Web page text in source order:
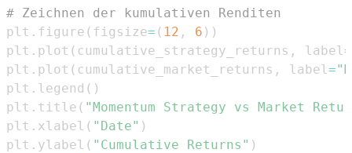
# Zeichnen der kumulativen Renditen
plt . figure ( figsize= ( 12 , 6 ) )
plt . plot ( cumulative_strategy_returns , label =
plt . plot ( cumulative_market_returns , label =
plt . legend ( )
plt . title ( "Momentum Strategy vs Market
plt . xlabel ( "Date" )
plt . ylabel ( "Cumulative Returns" )